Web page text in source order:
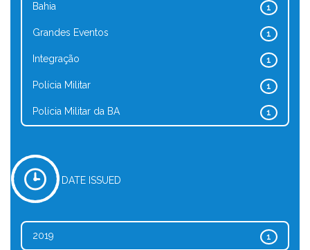
1
Bahia
1
Grandes Eventos
1
Integração
1
Polícia Militar
1
Polícia Militar da BA
DATE ISSUED
1
2019